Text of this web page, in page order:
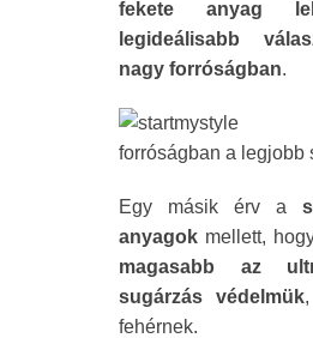
fekete anyag
legideálisabb
nagy forróságban.
Egy másik érv a
anyagok mellett,
magasabb az
sugárzás védelmük
fehérnek.